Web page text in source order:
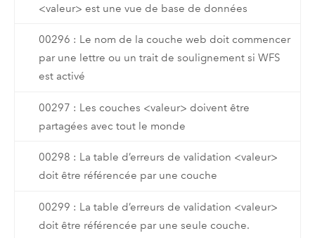
<valeur> est une vue de base de données
00296 : Le nom de la couche web doit commencer
par une lettre ou un trait de soulignement si WFS
est activé
00297 : Les couches <valeur> doivent être
partagées avec tout le monde
00298 : La table d’erreurs de validation <valeur>
doit être référencée par une couche
00299 : La table d’erreurs de validation <valeur>
doit être référencée par une seule couche.